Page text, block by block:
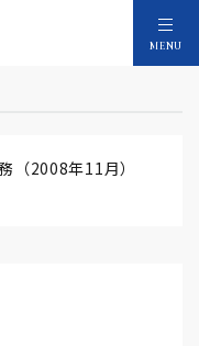
MENU
企業法務（200
（2008年11月）